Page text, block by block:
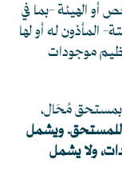
أو الهيئة -بما في
المأذون له أو لها
موجودات
مُحَال،
للمستحق. ويشمل
ولا يشمل